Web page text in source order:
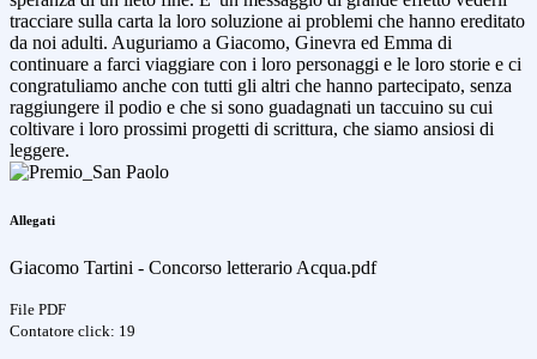
tracciare sulla carta la loro soluzione ai problemi che hanno ereditato
da noi adulti. Auguriamo a Giacomo, Ginevra ed Emma di
continuare a farci viaggiare con i loro personaggi e le loro storie e ci
congratuliamo anche con tutti gli altri che hanno partecipato, senza
raggiungere il podio e che si sono guadagnati un taccuino su cui
coltivare i loro prossimi progetti di scrittura, che siamo ansiosi di
leggere.
Allegati
Giacomo Tartini - Concorso letterario Acqua.pdf
File PDF
Contatore click: 19